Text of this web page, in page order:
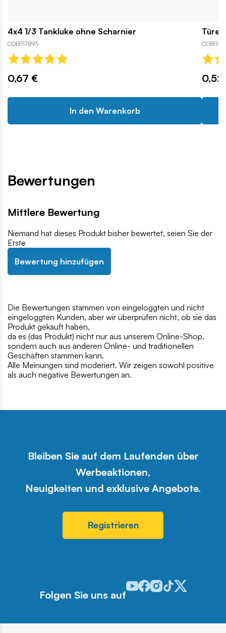
4x4 1/3 Tankluke ohne Scharnier
COBI117895
0,67 €
In den Warenkorb
0,52
Bewertungen
Mittlere Bewertung
Niemand hat dieses Produkt bisher bewertet, seien Sie der
Erste
Bewertung hinzufügen
Die Bewertungen stammen von eingeloggten und nicht
eingeloggten Kunden, aber wir überprüfen nicht, ob sie das
Produkt gekauft haben,
da es (das Produkt) nicht nur aus unserem Online-Shop,
sondern auch aus anderen Online- und traditionellen
Geschäften stammen kann.
Alle Meinungen sind moderiert. Wir zeigen sowohl positive
als auch negative Bewertungen an.
Bleiben Sie auf dem Laufenden über
Werbeaktionen,
Neuigkeiten und exklusive Angebote.
Registrieren
Folgen Sie uns auf
Odwiedź nasz profil w
Odwiedź nasz profil w
Odwiedź nasz profil w
Odwiedź nasz
Odwiedź nasz